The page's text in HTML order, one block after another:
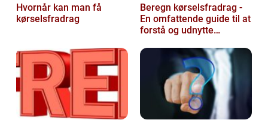
Hvornår kan man få
kørselsfradrag
Beregn kørselsfradrag -
En omfattende guide til at
forstå og udnytte
kørselsfradrag